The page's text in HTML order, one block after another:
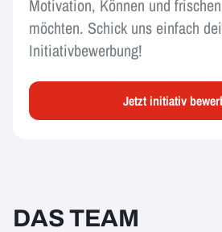
Motivation, Können und
möchten. Schick uns einfach
Initiativbewerbung!
Jetzt initiativ
DAS TEAM